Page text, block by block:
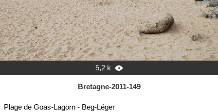
5,2 k 
Bretagne-2011-149
Plage de Goas-Lagorn - Beg-Léger